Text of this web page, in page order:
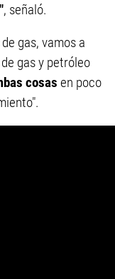
, señaló.
gas, vamos a
gas y petróleo
cosas en poco